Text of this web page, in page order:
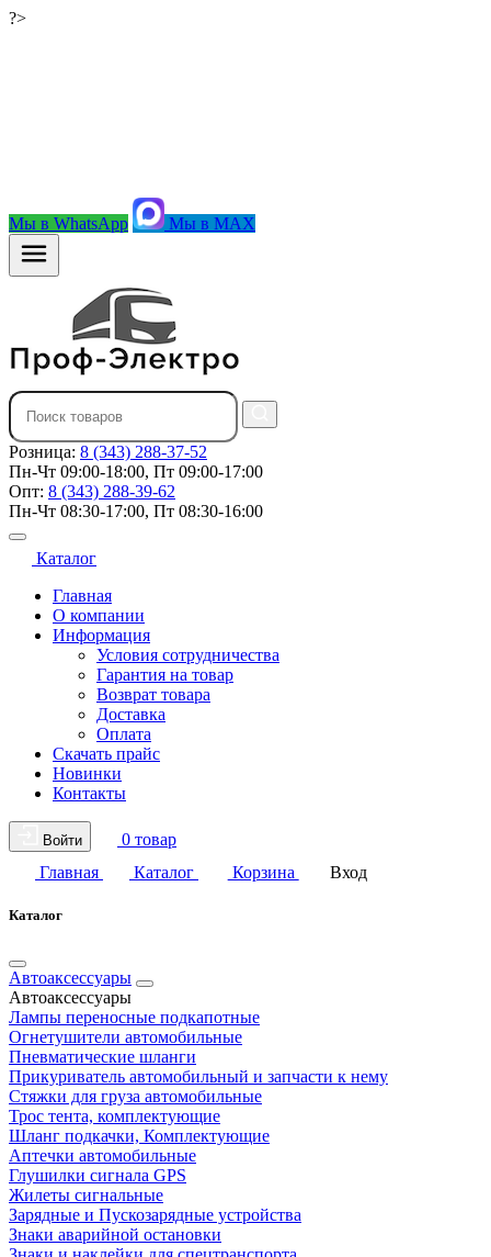
?>
Мы в WhatsApp Мы в MAX
Розница: 8 (343) 288-37-52
Пн-Чт 09:00-18:00, Пт 09:00-17:00
Опт: 8 (343) 288-39-62
Пн-Чт 08:30-17:00, Пт 08:30-16:00
Каталог
Главная
О компании
Информация
Условия сотрудничества
Гарантия на товар
Возврат товара
Доставка
Оплата
Скачать прайс
Новинки
Контакты
Войти
0 товар
Главная
Каталог Корзина Вход
Каталог
Автоаксессуары
Автоаксессуары
Лампы переносные подкапотные
Огнетушители автомобильные
Пневматические шланги
Прикуриватель автомобильный и запчасти к нему
Стяжки для груза автомобильные
Трос тента, комплектующие
Шланг подкачки, Комплектующие
Аптечки автомобильные
Глушилки сигнала GPS
Жилеты сигнальные
Зарядные и Пускозарядные устройства
Знаки аварийной остановки